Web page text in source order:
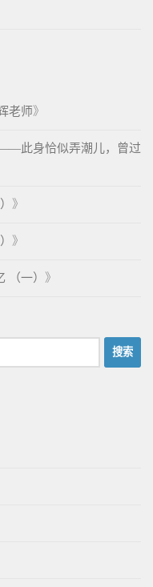
老师》
此身恰似弄潮儿，曾过
》
》
（一） 》